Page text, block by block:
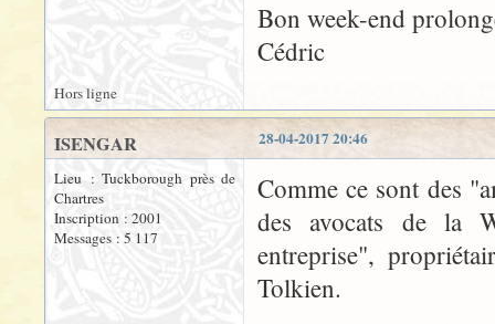
Bon week-end
Cédric
Hors ligne
28-04-2017 20:46
ISENGAR
Lieu : Tuckborough près de
Chartres
Inscription : 2001
Messages : 5 117
Comme ce sont des
des avocats de la
entreprise",
Tolkien.